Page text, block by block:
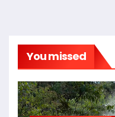
You missed